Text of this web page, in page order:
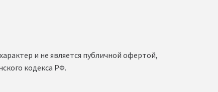
и не является публичной офертой,
кодекса РФ.